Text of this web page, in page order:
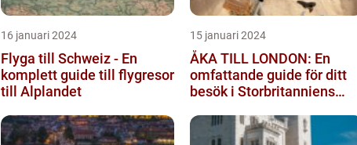
16 januari 2024
Flyga till Schweiz - En
komplett guide till flygresor
till Alplandet
15 januari 2024
ÅKA TILL LONDON: En
omfattande guide för ditt
besök i Storbritanniens